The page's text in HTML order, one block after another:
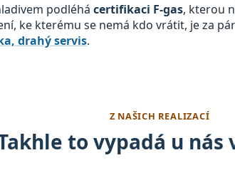
podléhá certifikaci F-gas, kterou
ke kterému se nemá kdo vrátit, je za
drahý servis.
Z NAŠICH REALIZACÍ
to vypadá u nás